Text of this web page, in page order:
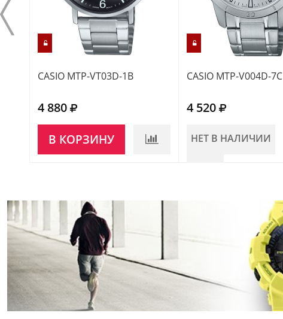
CASIO MTP-VT03D-1B
4 880
В КОРЗИНУ
CASIO MTP-V004D-7C
4 520
НЕТ В НАЛИЧИИ